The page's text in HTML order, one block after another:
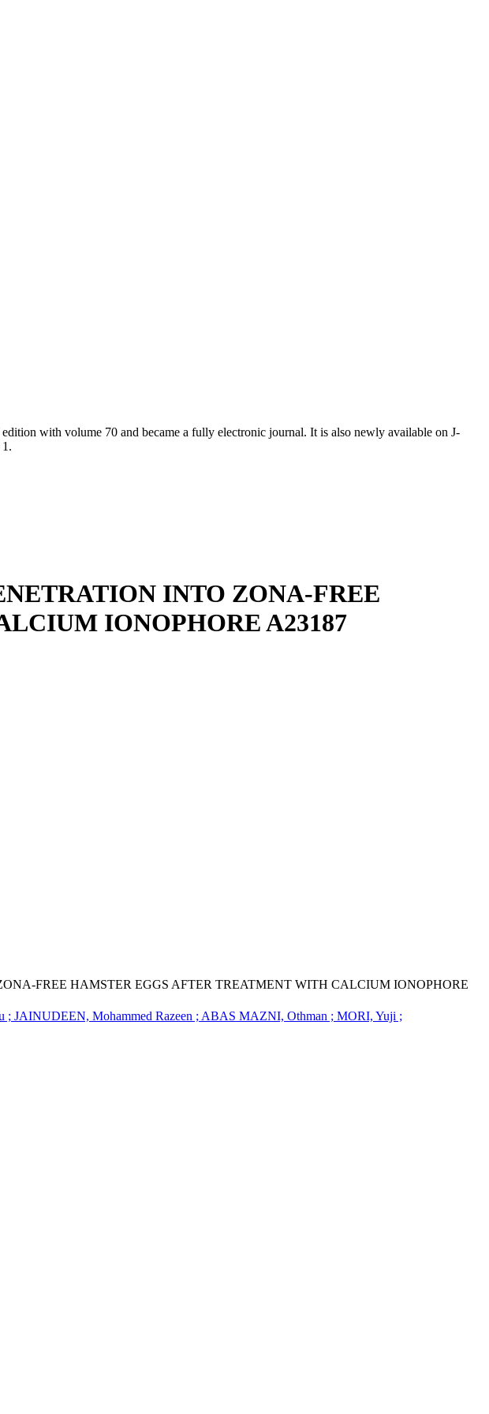
with volume 70 and became a fully electronic journal. It is also newly available on J-
INTO ZONA-FREE
IONOPHORE A23187
FREE HAMSTER EGGS AFTER TREATMENT WITH CALCIUM IONOPHORE
Mohammed Razeen ; ABAS MAZNI, Othman ; MORI, Yuji ;